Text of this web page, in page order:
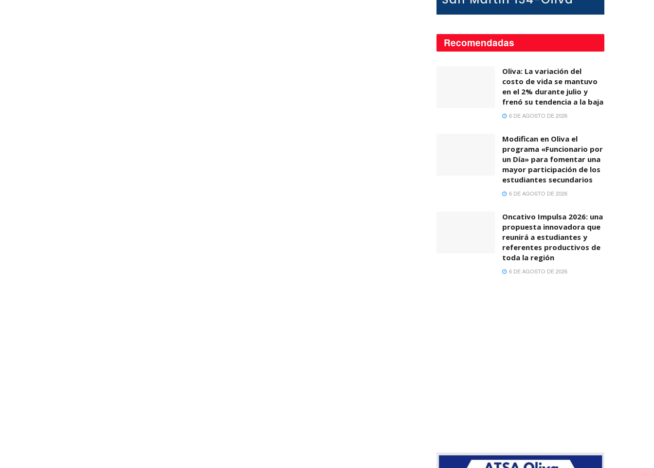
Recomendadas
Oliva: La variación del
costo de vida se mantuvo
en el 2% durante julio y
frenó su tendencia a la baja
6 DE AGOSTO DE 2026
Modifican en Oliva el
programa «Funcionario por
un Día» para fomentar una
mayor participación de los
estudiantes secundarios
6 DE AGOSTO DE 2026
Oncativo Impulsa 2026: una
propuesta innovadora que
reunirá a estudiantes y
referentes productivos de
toda la región
6 DE AGOSTO DE 2026